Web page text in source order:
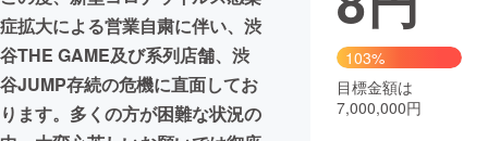
まちづくり・地域活性化
CAMPFIRE for Social Good
CAMPFIRE Creation
CAMPFIREふるさと納税machi-ya コミュニティ
症拡大による営業自粛に伴い、渋
谷THE GAME及び系列店舗、渋
谷JUMP存続の危機に直面してお
ります。多くの方が困難な状況の
103%
目標金額は
7,000,000円